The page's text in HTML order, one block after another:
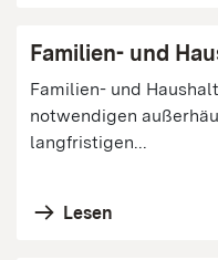
Familien- und
Familien- und
notwendigen
langfristigen...
Lesen